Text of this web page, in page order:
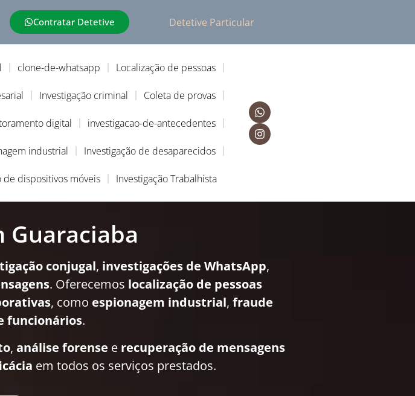
Contratar Detetive Detetive Particular
clone-de-whatsapp Localização de pessoas
Investigação criminal Coleta de provas
digital investigacao-de-antecedentes
industrial Investigação de desaparecidos
de dispositivos móveis Investigação Trabalhista
conjugal, investigações de WhatsApp,
. Oferecemos localização de pessoas
, como espionagem industrial, fraude
funcionários.
, análise forense e recuperação de mensagens
em todos os serviços prestados.